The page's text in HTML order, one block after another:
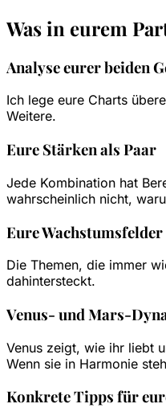
Was in eurem
Analyse eurer beiden
Ich lege eure Charts
Weitere.
Eure Stärken als Paar
Jede Kombination hat
wahrscheinlich nicht,
Eure
Die Themen, die immer
dahintersteckt.
Venus- und Mars-
Venus zeigt, wie ihr liebt
Wenn sie in Harmonie
Konkrete Tipps für